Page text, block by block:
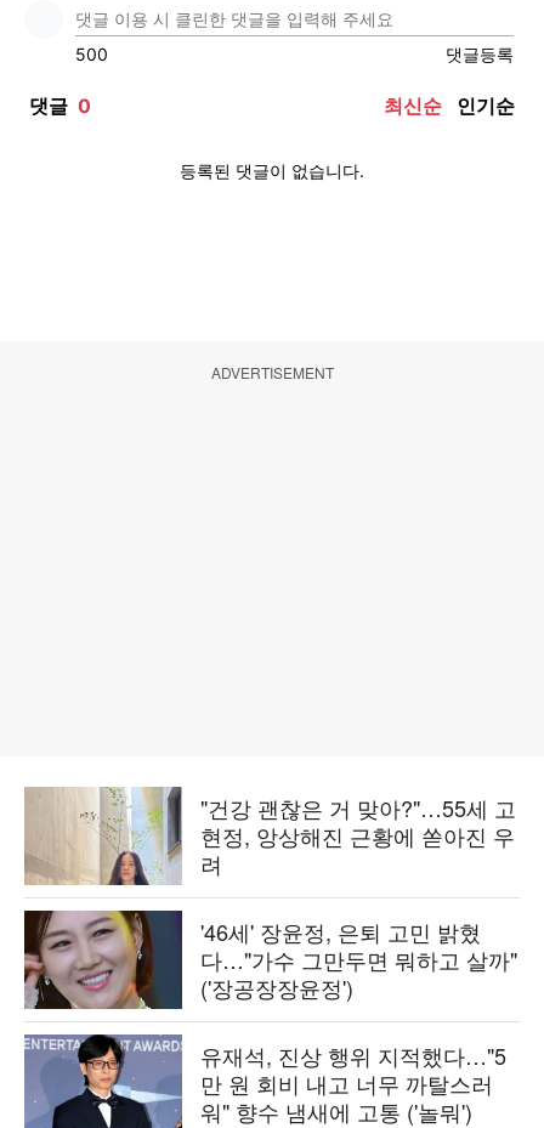
ADVERTISEMENT
"건강 괜찮은 거 맞아?"…55세 고
현정, 앙상해진 근황에 쏟아진 우
려
'46세' 장윤정, 은퇴 고민 밝혔
다…"가수 그만두면 뭐하고 살까"
('장공장장윤정')
유재석, 진상 행위 지적했다…"5
만 원 회비 내고 너무 까탈스러
워" 향수 냄새에 고통 ('놀뭐')